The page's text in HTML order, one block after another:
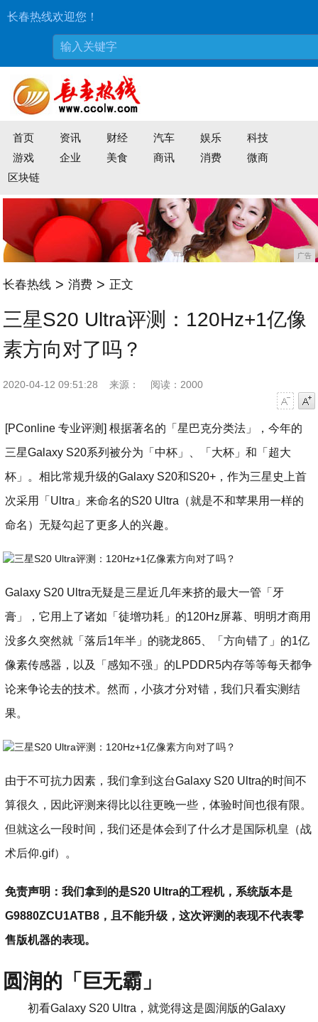
长春热线欢迎您！
首页 资讯 财经 汽车 娱乐
科技
游戏
企业 美食 商讯 消费
微商
区块链
广告
长春热线 > 消费 > 正文
三星S20 Ultra评测：120Hz+1亿像
素方向对了吗？
2020-04-12 09:51:28 来源：
阅读：2000
[PConline 专业评测] 根据著名的「星巴克分类法」，今年的
三星Galaxy S20系列被分为「中杯」、「大杯」和「超大
杯」。相比常规升级的Galaxy S20和S20+，作为三星史上首
次采用「Ultra」来命名的S20 Ultra（就是不和苹果用一样的
命名）无疑勾起了更多人的兴趣。
Galaxy S20 Ultra无疑是三星近几年来挤的最大一管「牙
膏」，它用上了诸如「徒增功耗」的120Hz屏幕、明明才商用
没多久突然就「落后1年半」的骁龙865、「方向错了」的1亿
像素传感器，以及「感知不强」的LPDDR5内存等等每天都争
论来争论去的技术。然而，小孩才分对错，我们只看实测结
果。
由于不可抗力因素，我们拿到这台Galaxy S20 Ultra的时间不
算很久，因此评测来得比以往更晚一些，体验时间也很有限。
但就这么一段时间，我们还是体会到了什么才是国际机皇（战
术后仰.gif）。
免责声明：我们拿到的是S20 Ultra的工程机，系统版本是
G9880ZCU1ATB8，且不能升级，这次评测的表现不代表零
售版机器的表现。
圆润的「巨无霸」
初看Galaxy S20 Ultra，就觉得这是圆润版的Galaxy